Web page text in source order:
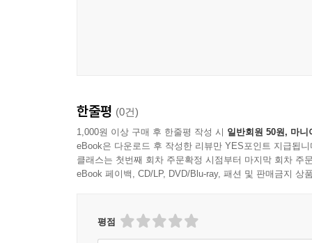
한줄평 (0건)
1,000원 이상 구매 후 한줄평 작성 시 일반회원 50원, 마니
eBook은 다운로드 후 작성한 리뷰만 YES포인트 지급됩니
클래스는 첫번째 회차 주문확정 시점부터 마지막 회차 주
eBook 페이백, CD/LP, DVD/Blu-ray, 패션 및 판매금지 상
평점